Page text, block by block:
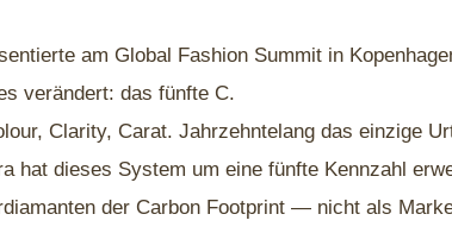
am Global Fashion Summit in
verändert: das fünfte C.
Clarity, Carat. Jahrzehntelang das einzige
hat dieses System um eine fünfte Kennzahl
der Carbon Footprint — nicht als